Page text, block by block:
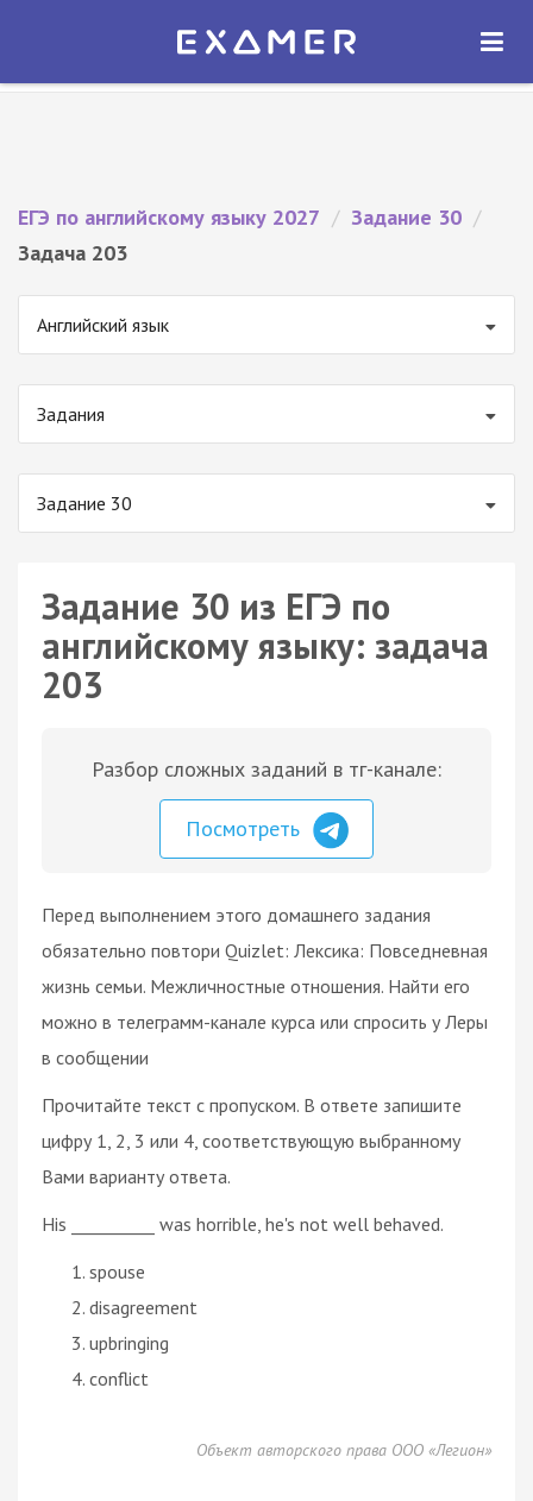
Экзамер — ЕГЭ 2027
ОТКРЫТЬ
ЕГЭ по английскому языку 2027 / Задание 30 /
Задача 203
Английский язык
Задания
Задание 30
Задание 30 из ЕГЭ по
английскому языку: задача
203
Разбор сложных заданий в тг-канале:
Посмотреть
Перед выполнением этого домашнего задания
обязательно повтори Quizlet: Лексика: Повседневная
жизнь семьи. Межличностные отношения. Найти его
можно в телеграмм-канале курса или спросить у Леры
в сообщении
Прочитайте текст с пропуском. В ответе запишите
цифру 1, 2, 3 или 4, соответствующую выбранному
Вами варианту ответа.
His __________ was horrible, he's not well behaved.
spouse
disagreement
upbringing
conflict
Объект авторского права ООО «Легион»